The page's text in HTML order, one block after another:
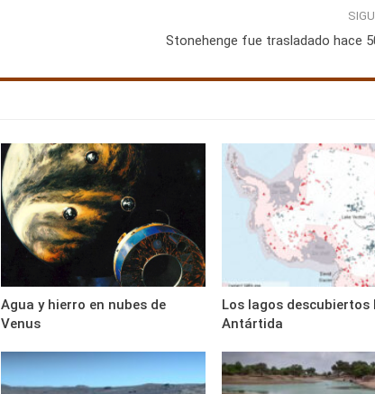
Stonehenge fue trasladado hace
Agua y hierro en nubes de
Venus
Los lagos descubiertos
Antártida